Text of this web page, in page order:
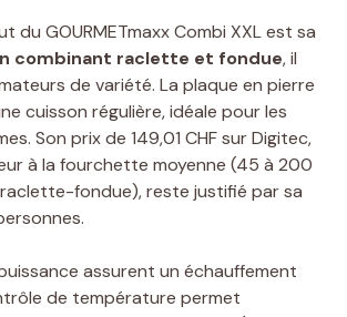
du GOURMETmaxx Combi XXL est sa
combinant raclette et fondue, il
de variété. La plaque en pierre
cuisson régulière, idéale pour les
Son prix de 149,01 CHF sur Digitec,
à la fourchette moyenne (45 à 200
fondue), reste justifié par sa
assurent un échauffement
de température permet